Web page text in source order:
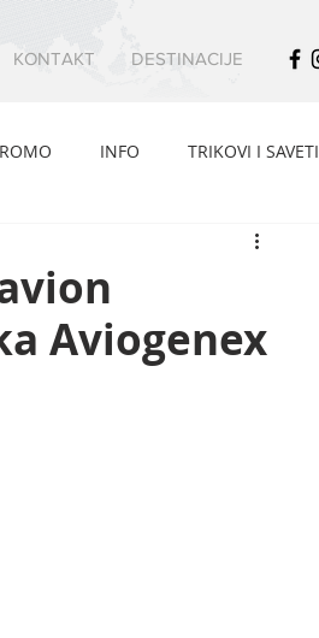
KONTAKT DESTINACIJE
INFO TRIKOVI I SAVETI
Aviogenex